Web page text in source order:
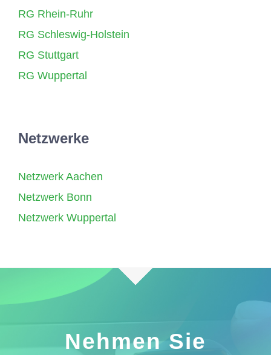
RG Rhein-Ruhr
RG Schleswig-Holstein
RG Stuttgart
RG Wuppertal
Netzwerke
Netzwerk Aachen
Netzwerk Bonn
Netzwerk Wuppertal
Nehmen Sie